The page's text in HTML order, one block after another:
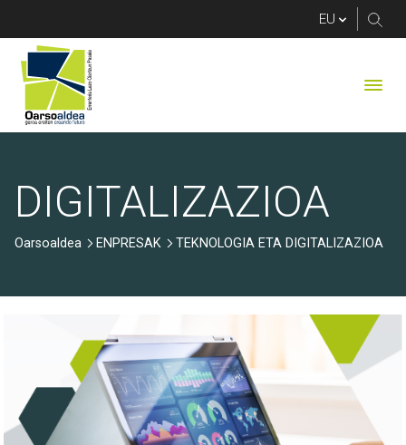
DIGITALIZAZIOA
Oarsoaldea ENPRESAK TEKNOLOGIA ETA DIGITALIZAZIOA